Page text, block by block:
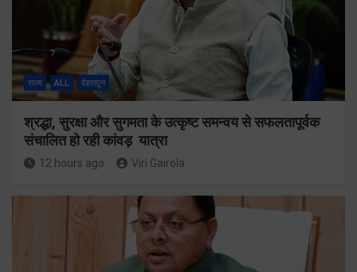
राज्य ALL देहरादून
श्रद्धा, सुरक्षा और सुगमता के उत्कृष्ट समन्वय से सफलतापूर्वक
संचालित हो रही कांवड़ यात्रा
12 hours ago Viri Gairola